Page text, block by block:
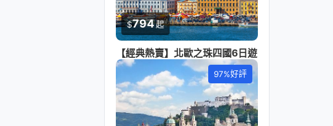
$794起
【經典熱賣】北歐之珠四國6日遊
97%好評